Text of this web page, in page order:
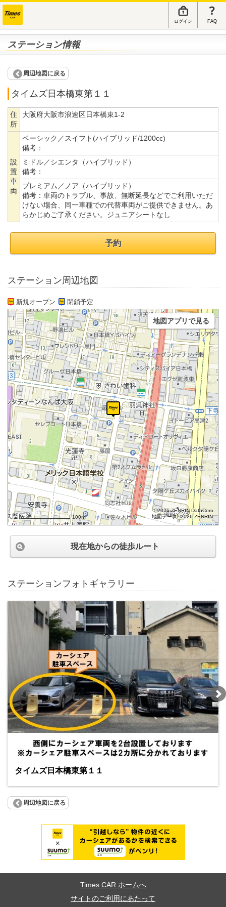
ログイン FAQ
ステーション情報
周辺地図に戻る
タイムズ日本橋東第１１
住
所
大阪府大阪市浪速区日本橋東1-2
設
置
車
両
ベーシック／スイフト(ハイブリッド/1200cc)
備考：
ミドル／シエンタ（ハイブリッド）
備考：
プレミアム／ノア（ハイブリッド）
備考： 車両のトラブル、事故、無断延長などでご利用いただ
けない場合、同一車種での代替車両がご提供できません。あ
らかじめご了承ください。ジュニアシートなし
予約
ステーション周辺地図
新規オープン 閉鎖予定
100m
©2026 ZENRIN DataCom
地図データ©2026 ZENRIN
地図アプリで見る
現在地からの徒歩ルート
ステーションフォトギャラリー
タイムズ日本橋東第１１
周辺地図に戻る
Times CAR ホームへ
サイトのご利用にあたって